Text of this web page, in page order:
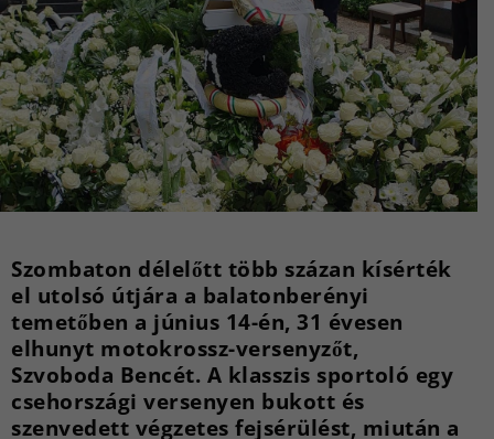
Szombaton délelőtt több százan kísérték
el utolsó útjára a balatonberényi
temetőben a június 14-én, 31 évesen
elhunyt motokrossz-versenyzőt,
Szvoboda Bencét. A klasszis sportoló egy
csehországi versenyen bukott és
szenvedett végzetes fejsérülést, miután a